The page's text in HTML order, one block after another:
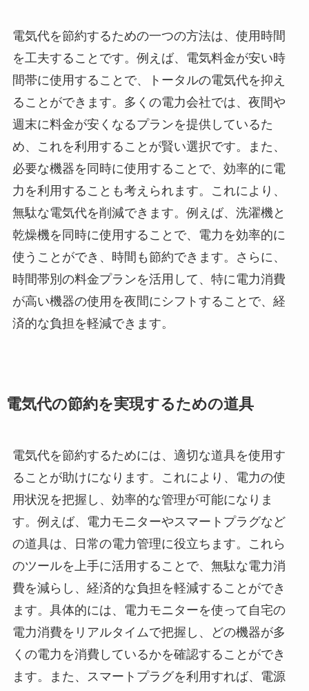
電気代を節約するための一つの方法は、使用時間
を工夫することです。例えば、電気料金が安い時
間帯に使用することで、トータルの電気代を抑え
ることができます。多くの電力会社では、夜間や
週末に料金が安くなるプランを提供しているた
め、これを利用することが賢い選択です。また、
必要な機器を同時に使用することで、効率的に電
力を利用することも考えられます。これにより、
無駄な電気代を削減できます。例えば、洗濯機と
乾燥機を同時に使用することで、電力を効率的に
使うことができ、時間も節約できます。さらに、
時間帯別の料金プランを活用して、特に電力消費
が高い機器の使用を夜間にシフトすることで、経
済的な負担を軽減できます。
電気代の節約を実現するための道具
電気代を節約するためには、適切な道具を使用す
ることが助けになります。これにより、電力の使
用状況を把握し、効率的な管理が可能になりま
す。例えば、電力モニターやスマートプラグなど
の道具は、日常の電力管理に役立ちます。これら
のツールを上手に活用することで、無駄な電力消
費を減らし、経済的な負担を軽減することができ
ます。具体的には、電力モニターを使って自宅の
電力消費をリアルタイムで把握し、どの機器が多
くの電力を消費しているかを確認することができ
ます。また、スマートプラグを利用すれば、電源